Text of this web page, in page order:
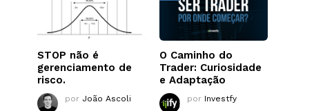
STOP não é
gerenciamento de
risco.
por João Ascoli
O Caminho do
Trader: Curiosidade
e Adaptação
por Investfy